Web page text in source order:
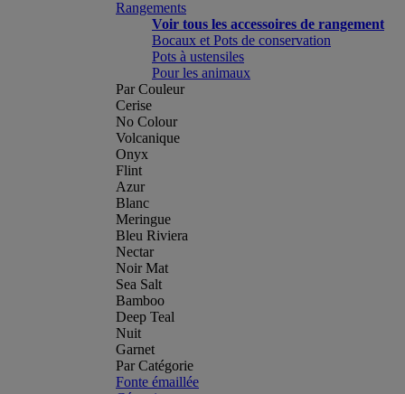
Rangements
Voir tous les accessoires de rangement
Bocaux et Pots de conservation
Pots à ustensiles
Pour les animaux
Par Couleur
Cerise
No Colour
Volcanique
Onyx
Flint
Azur
Blanc
Meringue
Bleu Riviera
Nectar
Noir Mat
Sea Salt
Bamboo
Deep Teal
Nuit
Garnet
Par Catégorie
Fonte émaillée